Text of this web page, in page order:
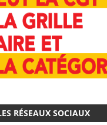
RÉSEAUX SOCIAUX